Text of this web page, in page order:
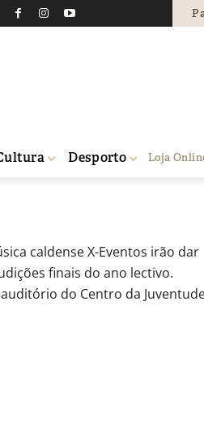
Desporto Loja
musicais
caldense X-Eventos irão dar
finais do ano lectivo.
do Centro da